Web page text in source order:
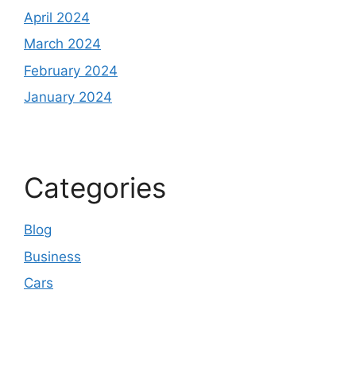
April 2024
March 2024
February 2024
January 2024
Categories
Blog
Business
Cars